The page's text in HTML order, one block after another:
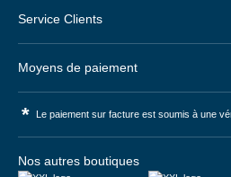
Service Clients
Moyens de paiement
* Le paiement sur facture est soumis à une
Nos autres boutiques